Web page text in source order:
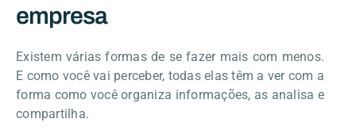
empresa
Existem várias formas de se fazer mais com menos.
E como você vai perceber, todas elas têm a ver com a
forma como você organiza informações, as analisa e
compartilha.